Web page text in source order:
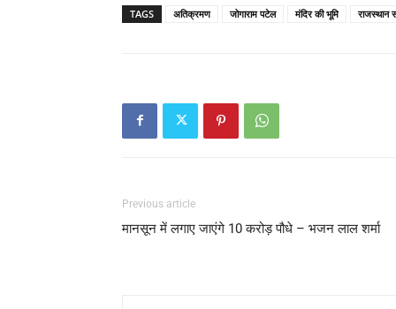
TAGS अतिक्रमण जोगाराम पटेल मंदिर की भूमि राजस्थान
Previous article
मानसून में लगाए जाएंगे 10 करोड़ पौधे – भजन लाल शर्मा